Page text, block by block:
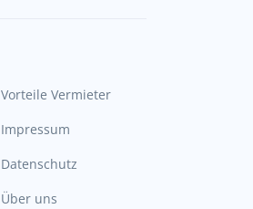
Vorteile Vermieter
Impressum
Datenschutz
Über uns